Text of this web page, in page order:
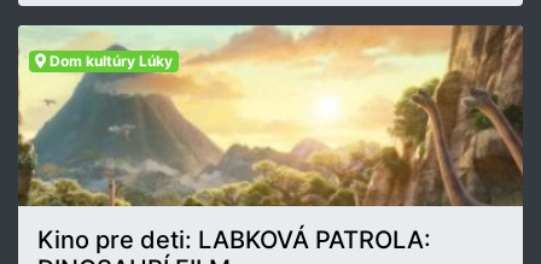
Dom kultúry Lúky
Kino pre deti: LABKOVÁ PATROLA: